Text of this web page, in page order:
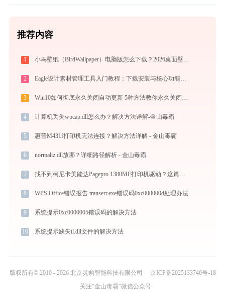
推荐内容
1 小鸟壁纸（BirdWallpaper）电脑版怎么下载？2026桌面壁纸美化神器指南
2 Eagle设计素材管理工具入门教程：下载安装与核心功能详解
3 Win10如何彻底永久关闭自动更新 5种方法教你永久关闭win10自动更新
4 计算机丢失wpcap.dll怎么办？解决方法详解-金山毒霸
5 惠普M431f打印机无法连接？解决方法详解 - 金山毒霸
6 normaliz.dll放哪？详细路径解析 - 金山毒霸
7 找不到柯尼卡美能达Pagepro 1380MF打印机驱动？这篇全面下载安装指南帮到你
8 WPS Office错误报告 transerr.exe错误码0xc000000d处理办法
9 系统提示0xc0000005错误码的解决方法
10 系统提示缺失tl.dll文件的解决方法
版权所有© 2010 - 2026 北京灵豹智能科技有限公司
京ICP备2025133740号-18
关注“金山毒霸”微信公众号